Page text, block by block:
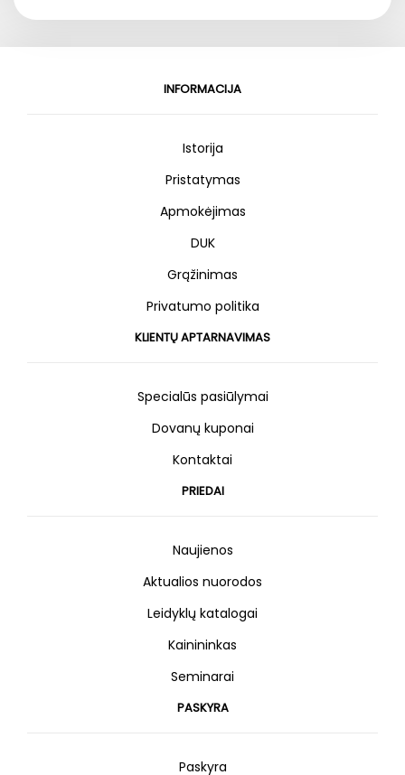
INFORMACIJA
Istorija
Pristatymas
Apmokėjimas
DUK
Grąžinimas
Privatumo politika
KLIENTŲ APTARNAVIMAS
Specialūs pasiūlymai
Dovanų kuponai
Kontaktai
PRIEDAI
Naujienos
Aktualios nuorodos
Leidyklų katalogai
Kainininkas
Seminarai
PASKYRA
Paskyra